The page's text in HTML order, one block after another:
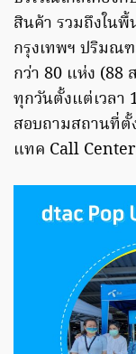
สินค้า รวมถึงใน
กรุงเทพฯ ปริมณ
กว่า 80 แห่ง (88
ทุกวันตั้งแต่เวลา
สอบถามสถานที่ตั้
แทค Call